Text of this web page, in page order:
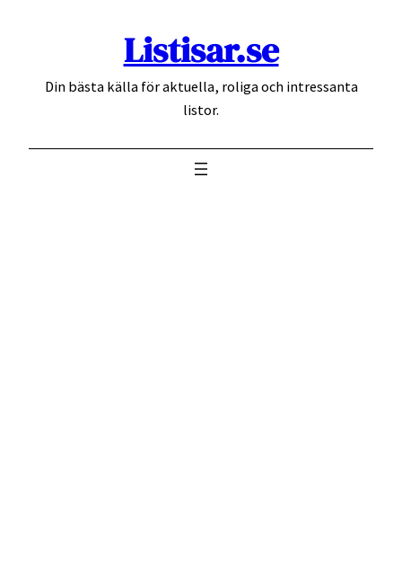
Listisar.se
Din bästa källa för aktuella, roliga och intressanta
listor.